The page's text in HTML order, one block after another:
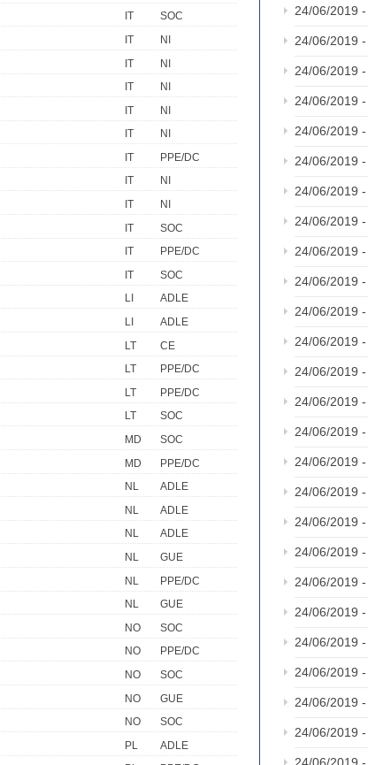
IT
SOC
IT
NI
IT
NI
IT
NI
IT
NI
IT
NI
IT
PPE/DC
IT
NI
IT
NI
IT
SOC
IT
PPE/DC
IT
SOC
LI
ADLE
LI
ADLE
LT
CE
LT
PPE/DC
LT
PPE/DC
LT
SOC
MD
SOC
MD
PPE/DC
NL
ADLE
NL
ADLE
NL
ADLE
NL
GUE
NL
PPE/DC
NL
GUE
NO
SOC
NO
PPE/DC
NO
SOC
NO
GUE
NO
SOC
PL
ADLE
24/06/2019 -
24/06/2019 -
24/06/2019 -
24/06/2019 -
24/06/2019 -
24/06/2019 -
24/06/2019 -
24/06/2019 -
24/06/2019 -
24/06/2019 -
24/06/2019 -
24/06/2019 -
24/06/2019 -
24/06/2019 -
24/06/2019 -
24/06/2019 -
24/06/2019 -
24/06/2019 -
24/06/2019 -
24/06/2019 -
24/06/2019 -
24/06/2019 -
24/06/2019 -
24/06/2019 -
24/06/2019 -